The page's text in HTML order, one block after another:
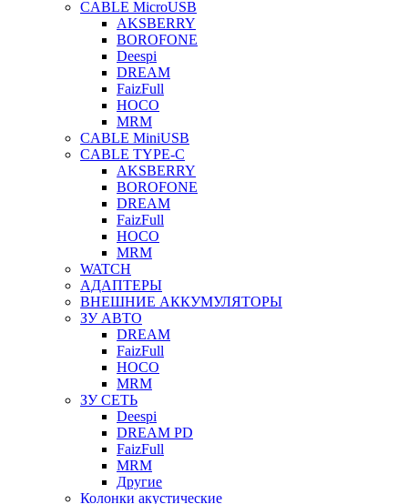
CABLE MicroUSB
AKSBERRY
BOROFONE
Deespi
DREAM
FaizFull
HOCO
MRM
CABLE MiniUSB
CABLE TYPE-C
AKSBERRY
BOROFONE
DREAM
FaizFull
HOCO
MRM
WATCH
АДАПТЕРЫ
ВНЕШНИЕ АККУМУЛЯТОРЫ
ЗУ АВТО
DREAM
FaizFull
HOCO
MRM
ЗУ СЕТЬ
Deespi
DREAM PD
FaizFull
MRM
Другие
Колонки акустические